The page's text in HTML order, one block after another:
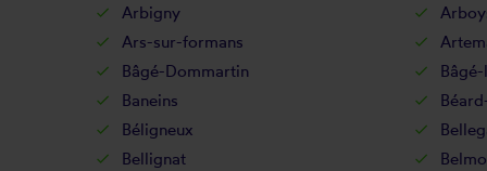
Arbigny
Ars-sur-formans
Bâgé-Dommartin
Baneins
Béligneux
Bellignat